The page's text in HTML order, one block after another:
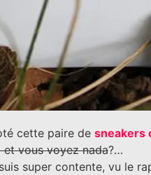
cette paire de sneakers
vous voyez nada?…
super contente, vu le